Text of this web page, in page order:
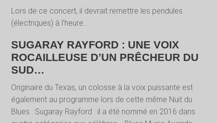
Lors de ce concert, il devrait remettre les pendules
(électriques) à l’heure…
SUGARAY RAYFORD : UNE VOIX
ROCAILLEUSE D’UN PRÊCHEUR DU
SUD…
Originaire du Texas, un colosse à la voix puissante est
également au programme lors de cette même Nuit du
Blues : Sugaray Rayford : il a été nommé en 2016 dans